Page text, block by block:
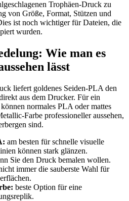
Trophäen-Druck zu
von Größe, Format, Stützen und
ist noch wichtiger für Dateien, die
wurden.
Wie man es
lässt
liefert goldenes Seiden-PLA den
aus dem Drucker. Für ein
normales PLA oder mattes
Farbe professioneller aussehen,
sind.
am besten für schnelle visuelle
können stark glänzen.
Sie den Druck bemalen wollen.
immer die sauberste Wahl für
beste Option für eine